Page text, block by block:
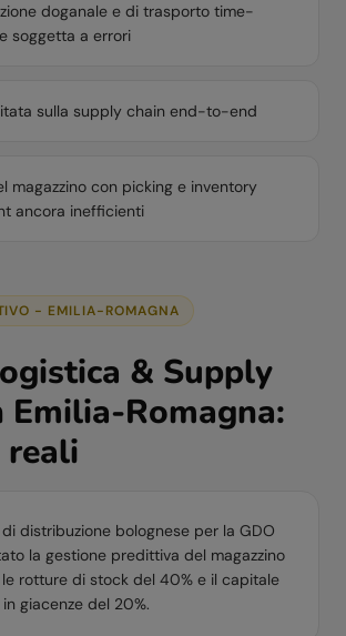
doganale e di trasporto time-
soggetta a errori
sulla supply chain end-to-end
magazzino con picking e inventory
ancora inefficienti
- EMILIA-ROMAGNA
& Supply
Emilia-Romagna:
distribuzione bolognese per la GDO
la gestione predittiva del magazzino
rotture di stock del 40% e il capitale
giacenze del 20%.